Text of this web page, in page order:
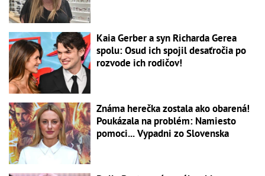
Kaia Gerber a syn Richarda Gerea
spolu: Osud ich spojil desaťročia po
rozvode ich rodičov!
Známa herečka zostala ako obarená!
Poukázala na problém: Namiesto
pomoci... Vypadni zo Slovenska